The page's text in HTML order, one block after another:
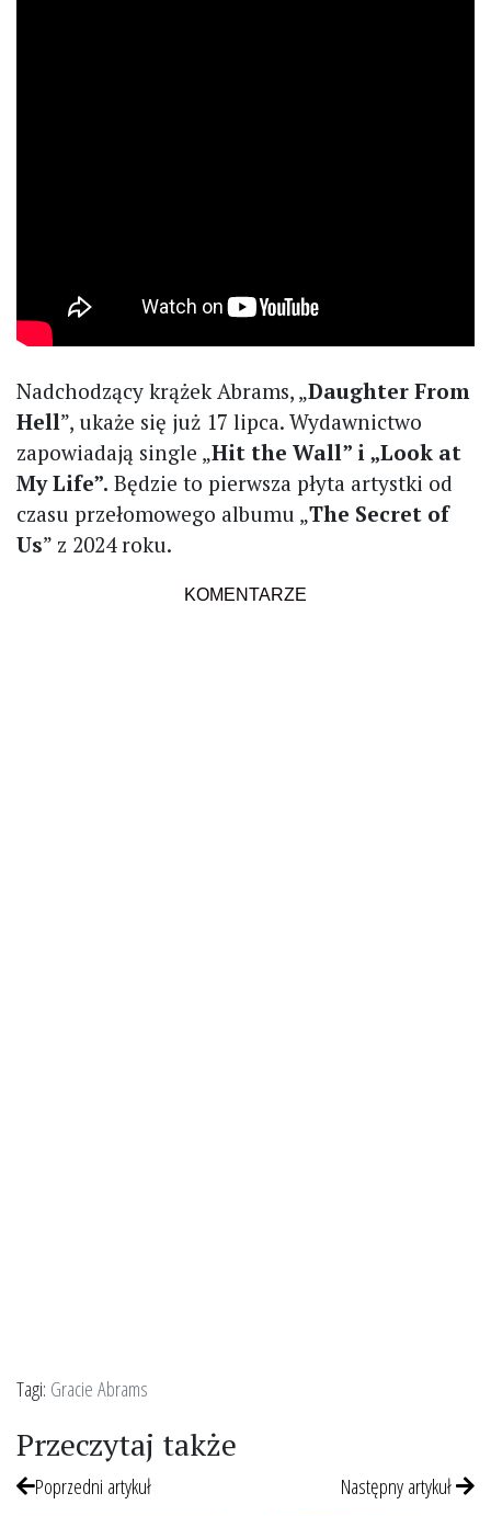
Nadchodzący krążek Abrams, „Daughter From
Hell”, ukaże się już 17 lipca. Wydawnictwo
zapowiadają single „Hit the Wall” i „Look at
My Life”. Będzie to pierwsza płyta artystki od
czasu przełomowego albumu „The Secret of
Us” z 2024 roku.
KOMENTARZE
Tagi: Gracie Abrams
Przeczytaj także
Poprzedni artykuł Następny artykuł